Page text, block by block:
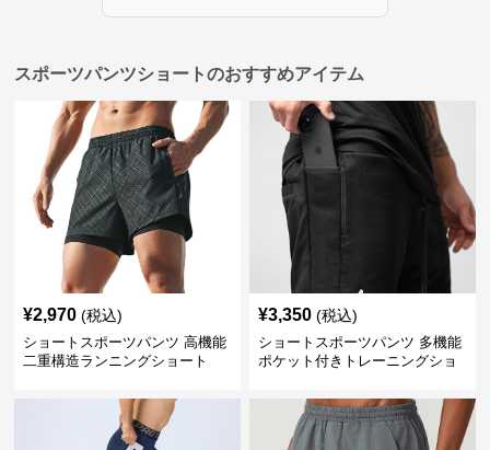
スポーツパンツショートのおすすめアイテム
¥2,970 (税込)
ショートスポーツパンツ 高機能
二重構造ランニングショート
¥3,350 (税込)
ショートスポーツパンツ 多機能
ポケット付きトレーニングショ